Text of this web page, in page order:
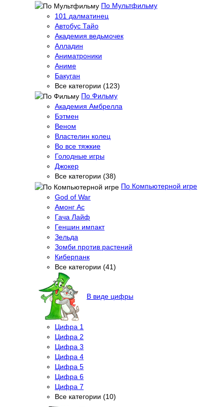
По Мультфильму
101 далматинец
Автобус Тайо
Академия ведьмочек
Алладин
Аниматроники
Аниме
Бакуган
Все категории (123)
По Фильму
Академия Амбрелла
Бэтмен
Веном
Властелин колец
Во все тяжкие
Голодные игры
Джокер
Все категории (38)
По Компьютерной игре
God of War
Амонг Ас
Гача Лайф
Геншин импакт
Зельда
Зомби против растений
Киберпанк
Все категории (41)
В виде цифры
Цифра 1
Цифра 2
Цифра 3
Цифра 4
Цифра 5
Цифра 6
Цифра 7
Все категории (10)